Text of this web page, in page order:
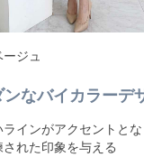
ジュ
ンなバイカラーデ
インがアクセントと
れた印象を与える